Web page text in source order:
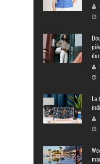
La